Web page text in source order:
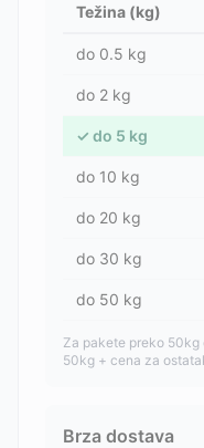
Težina (kg)
do 0.5 kg
do 2 kg
✓ do 5 kg
do 10 kg
do 20 kg
do 30 kg
do 50 kg
Za pakete preko
50kg + cena za
Brza dostava